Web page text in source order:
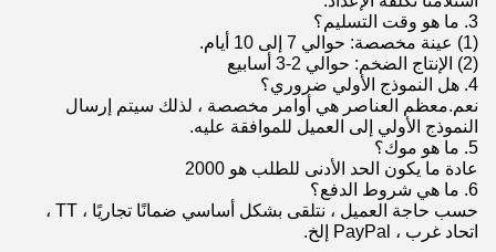
3. ما هو وقت التسليم؟
(1) عينة مخصصة: حوالي 7 إلى 10 أيام.
(2) الإنتاج الضخم: حوالي 2-3 أسابيع
4. هل النموذج الأولي ضروري؟
نعم.معظم العناصر هي أوامر مخصصة ، لذلك سيتم إرسال
النموذج الأولي إلى العميل للموافقة عليه.
5. ما هو موك؟
عادة ما يكون الحد الأدنى للطلب هو 2000
6. ما هي شروط الدفع؟
حسب حاجة العميل ، نتلقى بشكل أساسي ضمانًا تجاريًا ، TT ،
اتحاد غرب ، PayPal إلخ.